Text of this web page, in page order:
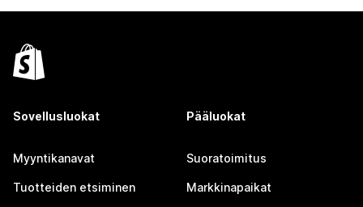
Sovellusluokat
Myyntikanavat
Tuotteiden etsiminen
Pääluokat
Suoratoimitus
Markkinapaikat